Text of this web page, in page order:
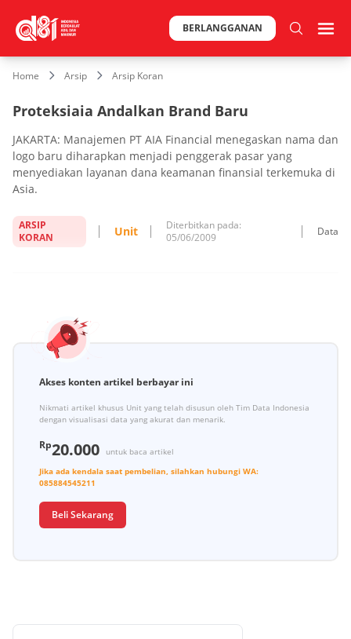
BERLANGGANAN
Home Arsip Arsip Koran
Proteksiaia Andalkan Brand Baru
JAKARTA: Manajemen PT AIA Financial menegaskan nama dan
logo baru diharapkan menjadi penggerak pasar yang
menyediakan layanan dana keamanan finansial terkemuka di
Asia.
ARSIP
KORAN
Unit
Diterbitkan pada:
05/06/2009
Data
Akses konten artikel berbayar ini
Nikmati artikel khusus Unit yang telah disusun oleh Tim Data Indonesia
dengan visualisasi data yang akurat dan menarik.
Rp20.000
untuk baca artikel
Jika ada kendala saat pembelian, silahkan hubungi WA:
085884545211
Beli Sekarang